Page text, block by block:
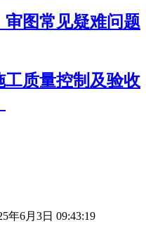
图常见疑难问题
质量控制及验收
年6月3日 09:43:19